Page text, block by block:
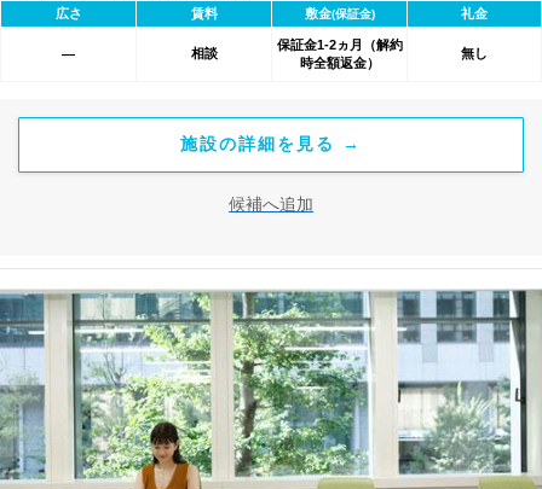
広さ 賃料 敷金(保証金) 礼金
― 相談
保証金1-2ヵ月（解約
時全額返金）
無し
施設の詳細を見る →
候補へ追加